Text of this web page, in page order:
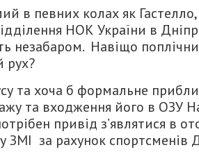
в певних колах як
НОК України в
незабаром. Навіщо
рух?
та хоча б формальне
та входження його в ОЗУ
привід з’являтися в
ЗМІ за рахунок